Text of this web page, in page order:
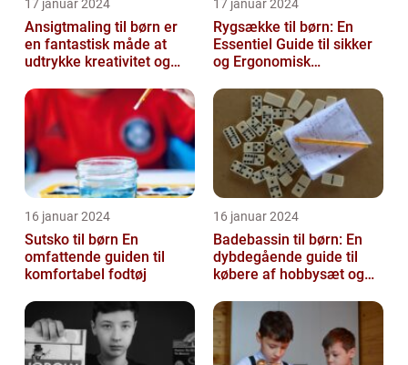
17 januar 2024
Ansigtmaling til børn er
en fantastisk måde at
udtrykke kreativitet og
17 januar 2024
Rygsække til børn: En
Essentiel Guide til sikker
og Ergonomisk
16 januar 2024
Sutsko til børn En
omfattende guiden til
komfortabel fodtøj
16 januar 2024
Badebassin til børn: En
dybdegående guide til
købere af hobbysæt og